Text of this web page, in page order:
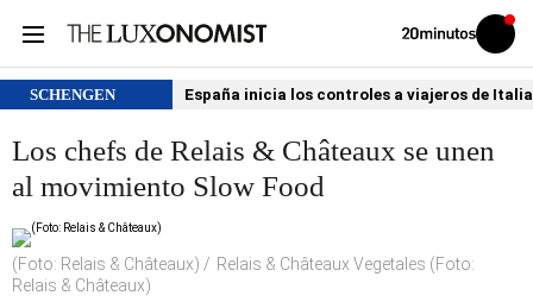
Volver
Iniciar
sesión
SCHENGEN España inicia los controles a viajeros de
Los chefs de Relais & Châteaux se unen
al movimiento Slow Food
(Foto: Relais & Châteaux)
Relais & Châteaux Vegetales (Foto:
Relais & Châteaux)